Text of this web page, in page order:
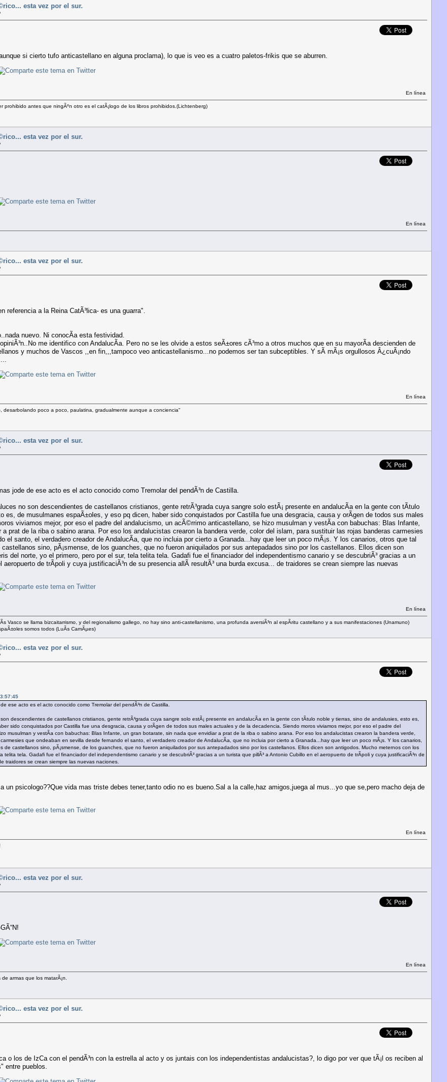
esta vez por el sur.
si cierto tufo anticastellano en alguna proclama), lo que is veo es a cuatro paletos-frikis que se aburren.
En línea
prohibido antes que ningÃºn otro es el catÃ¡logo de los libros prohibidos.(Lichtenberg)
esta vez por el sur.
En línea
esta vez por el sur.
referencia a la Reina CatÃ³lica- es una guarra".
nuevo. Ni conocÃ­a esta festividad.
me identifico con AndalucÃ­a. Pero no se les olvide a estos seÃ±ores cÃ³mo a otros muchos que en su mayorÃ­a descienden de
y muchos de Vascos ,,en fin,,,tampoco veo anticastellanismo...no podemos ser tan subceptibles. Y sÃ­ mÃ¡s orgullosos Â¿cuÃ¡ndo
En línea
desarbolando poco a poco, paulatina, gradualmente aunque a conciencia"
esta vez por el sur.
jode de ese acto es el acto conocido como Tremolar del pendÃ³n de Castilla.
no son descendientes de castellanos cristianos, gente retrÃ³grada cuya sangre solo estÃ¡ presente en andalucÃ­a en la gente con tÃ­tulo
es, de musulmanes espaÃ±oles, y eso pq dicen, haber sido conquistados por Castilla fue una desgracia, causa y orÃ­gen de todos sus males
viviamos mejor, por eso el padre del andalucismo, un acÃ©rrimo anticastellano, se hizo musulman y vestÃ­a con babuchas: Blas Infante,
prat de la riba o sabino arana. Por eso los andalucistas crearon la bandera verde, color del islam, para sustituir las rojas banderas carmesies
el santo, el verdadero creador de AndalucÃ­a, que no incluia por cierto a Granada...hay que leer un poco mÃ¡s. Y los canarios, otros que tal
sino, pÃ¡smense, de los guanches, que no fueron aniquilados por sus antepadados sino por los castellanos. Ellos dicen son
del norte, yo el primero, pero por el sur, tela telita tela. Gadafi fue el financiador del independentismo canario y se descubriÃ³ gracias a un
aeropuerto de trÃ­poli y cuya justificaciÃ³n de su presencia allÃ­ resultÃ³ una burda excusa... de traidores se crean siempre las nuevas
En línea
Vasco se llama bizcaitarrismo, y del regionalismo gallego, no hay sino anti-castellanismo, una profunda aversiÃ³n al espÃ­ritu castellano y a sus manifestaciones (Unamuno)
somos todos (LuÃ­s CamÃµes)
esta vez por el sur.
ese acto es el acto conocido como Tremolar del pendÃ³n de Castilla.
descendientes de castellanos cristianos, gente retrÃ³grada cuya sangre solo estÃ¡ presente en andalucÃ­a en la gente con tÃ­tulo noble y tierras, sino de andalusies, esto es,
sido conquistados por Castilla fue una desgracia, causa y orÃ­gen de todos sus males actuales y de la decadencia. Siendo moros viviamos mejor, por eso el padre del
musulman y vestÃ­a con babuchas: Blas Infante, un gran botarate, sin nada que envidiar a prat de la riba o sabino arana. Por eso los andalucistas crearon la bandera verde,
que ondeaban en sevilla desde fernando el santo, el verdadero creador de AndalucÃ­a, que no incluia por cierto a Granada...hay que leer un poco mÃ¡s. Y los canarios,
de castellanos sino, pÃ¡smense, de los guanches, que no fueron aniquilados por sus antepadados sino por los castellanos. Ellos dicen son antigodos. Mucho meternos con los
telita tela. Gadafi fue el financiador del independentismo canario y se descubriÃ³ gracias a un turista que pillÃ³ a Antonio Cubillo en el aeropuerto de trÃ­poli y cuya justificaciÃ³n de
traidores se crean siempre las nuevas naciones.
un psicologo??Que vida mas triste debes tener,tanto odio no es bueno.Sal a la calle,haz amigos,juega al mus...yo que se,pero macho deja de
En línea
esta vez por el sur.
En línea
armas que los matarÃ¡n.
esta vez por el sur.
o los de IzCa con el pendÃ³n con la estrella al acto y os juntais con los independentistas andalucistas?, lo digo por ver que tÃ¡l os reciben al
entre pueblos.